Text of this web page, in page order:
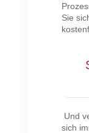
Sie
Und
sich